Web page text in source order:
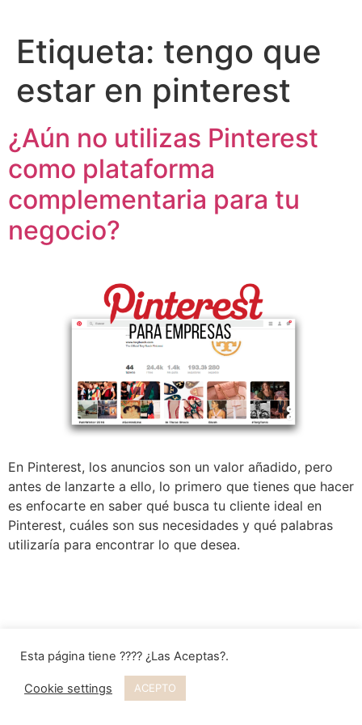
Etiqueta: tengo que
estar en pinterest
¿Aún no utilizas Pinterest
como plataforma
complementaria para tu
negocio?
En Pinterest, los anuncios son un valor añadido, pero
antes de lanzarte a ello, lo primero que tienes que hacer
es enfocarte en saber qué busca tu cliente ideal en
Pinterest, cuáles son sus necesidades y qué palabras
utilizaría para encontrar lo que desea.
Esta página tiene ???? ¿Las Aceptas?.
Cookie settings ACEPTO